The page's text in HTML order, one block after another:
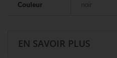
Couleur noir
EN SAVOIR PLUS